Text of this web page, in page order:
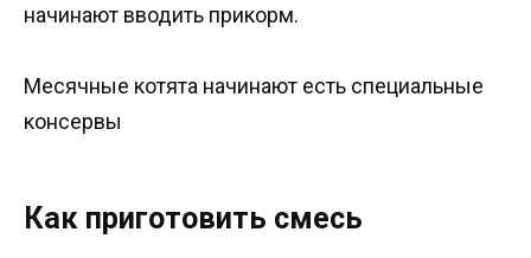
начинают вводить прикорм.
Месячные котята начинают есть специальные
консервы
Как приготовить смесь